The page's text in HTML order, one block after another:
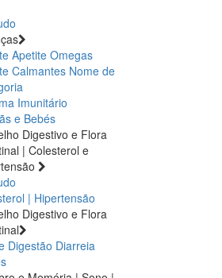
Apetite Omegas
Calmantes Nome de
Imunitário
e Bebés
Digestivo e Flora
| Colesterol e
| Hipertensão
Digestivo e Flora
Digestão Diarreia